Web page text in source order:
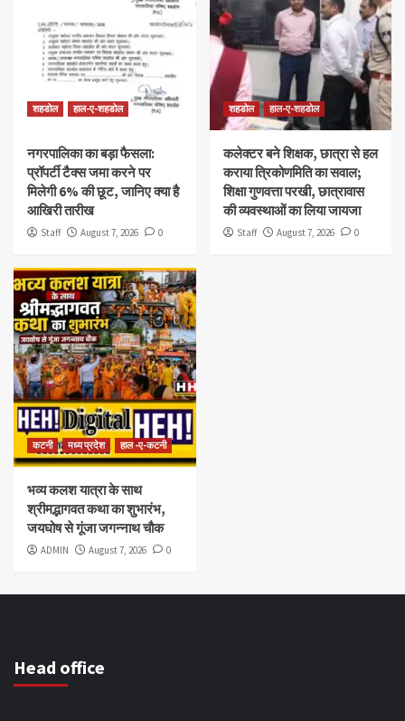
शहडोल हाल-ए-शहडोल
नगरपालिका का बड़ा फैसला:
प्रॉपर्टी टैक्स जमा करने पर
मिलेगी 6% की छूट, जानिए क्या है
आखिरी तारीख
Staff August 7, 2026 0
शहडोल हाल-ए-शहडोल
कलेक्टर बने शिक्षक, छात्रा से हल
कराया त्रिकोणमिति का सवाल;
शिक्षा गुणवत्ता परखी, छात्रावास
की व्यवस्थाओं का लिया जायजा
Staff August 7, 2026 0
कटनी मध्य प्रदेश हाल -ए-कटनी
भव्य कलश यात्रा के साथ
श्रीमद्भागवत कथा का शुभारंभ,
जयघोष से गूंजा जगन्नाथ चौक
ADMIN August 7, 2026 0
Head office